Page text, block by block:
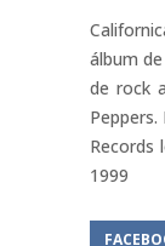
álbum
de rock
Records
1999